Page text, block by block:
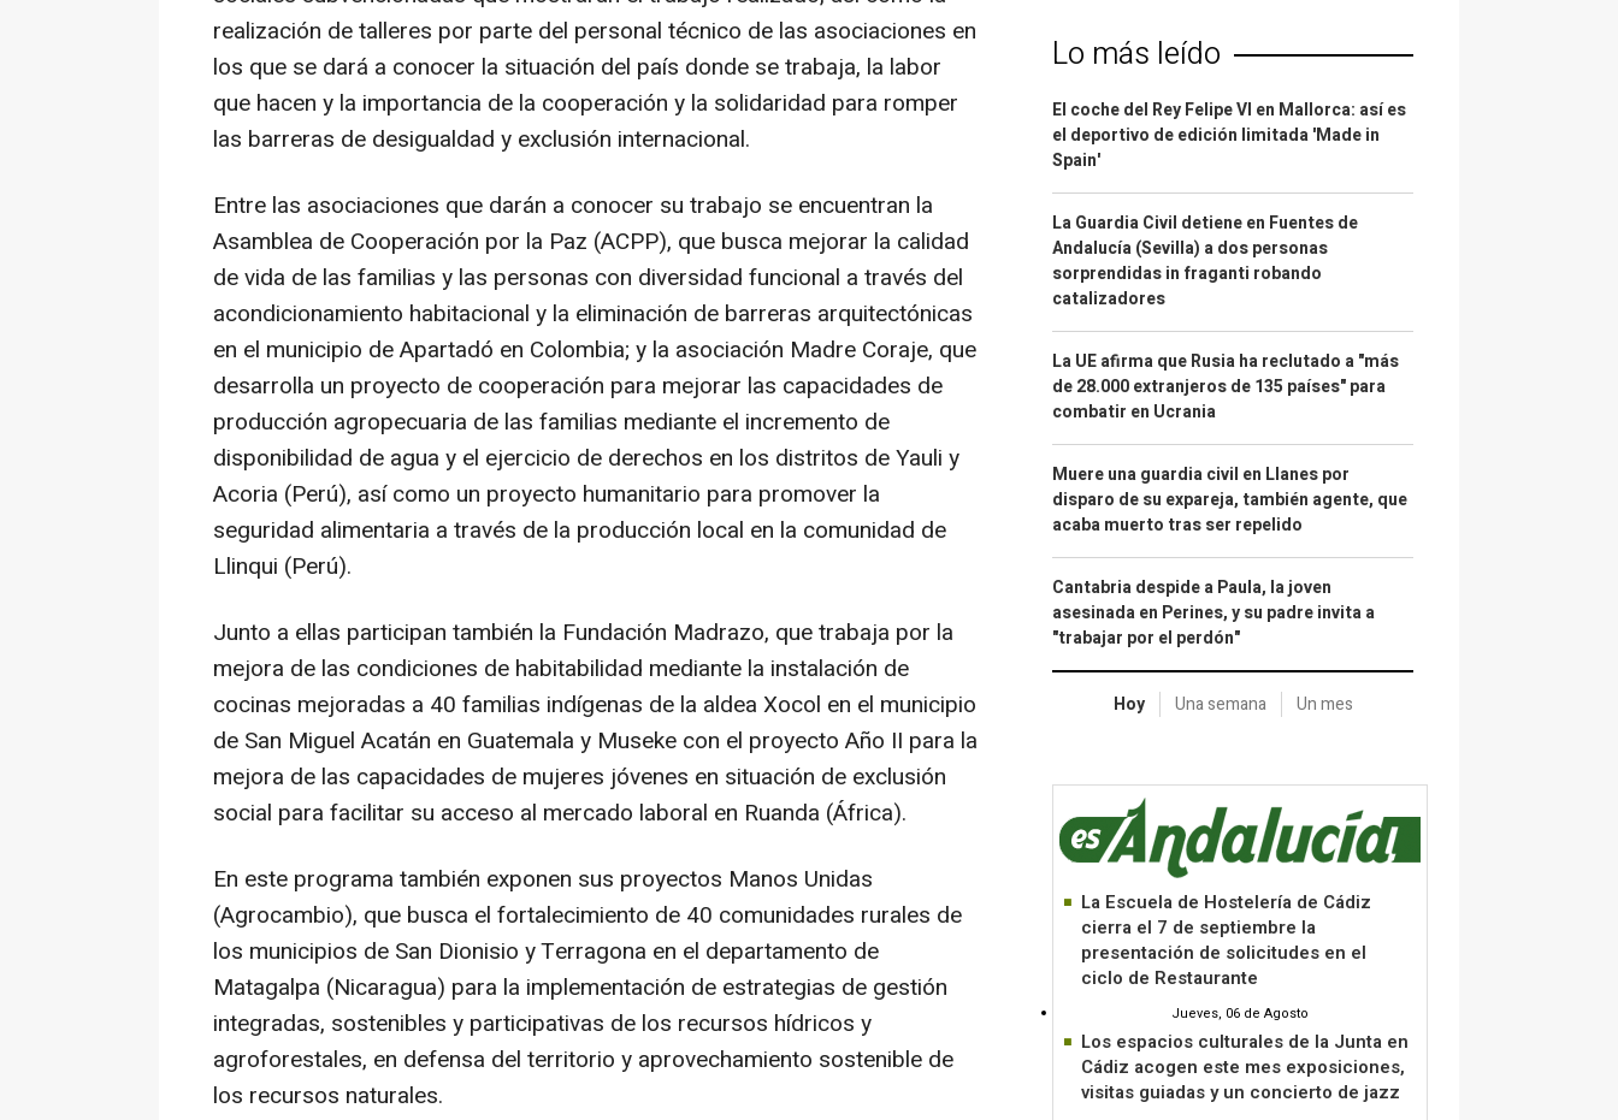
realización de talleres por parte del personal técnico de las asociaciones en
los que se dará a conocer la situación del país donde se trabaja, la labor
que hacen y la importancia de la cooperación y la solidaridad para romper
las barreras de desigualdad y exclusión internacional.
Entre las asociaciones que darán a conocer su trabajo se encuentran la
Asamblea de Cooperación por la Paz (ACPP), que busca mejorar la calidad
de vida de las familias y las personas con diversidad funcional a través del
acondicionamiento habitacional y la eliminación de barreras arquitectónicas
en el municipio de Apartadó en Colombia; y la asociación Madre Coraje, que
desarrolla un proyecto de cooperación para mejorar las capacidades de
producción agropecuaria de las familias mediante el incremento de
disponibilidad de agua y el ejercicio de derechos en los distritos de Yauli y
Acoria (Perú), así como un proyecto humanitario para promover la
seguridad alimentaria a través de la producción local en la comunidad de
Llinqui (Perú).
Junto a ellas participan también la Fundación Madrazo, que trabaja por la
mejora de las condiciones de habitabilidad mediante la instalación de
cocinas mejoradas a 40 familias indígenas de la aldea Xocol en el municipio
de San Miguel Acatán en Guatemala y Museke con el proyecto Año II para la
mejora de las capacidades de mujeres jóvenes en situación de exclusión
social para facilitar su acceso al mercado laboral en Ruanda (África).
En este programa también exponen sus proyectos Manos Unidas
(Agrocambio), que busca el fortalecimiento de 40 comunidades rurales de
los municipios de San Dionisio y Terragona en el departamento de
Matagalpa (Nicaragua) para la implementación de estrategias de gestión
integradas, sostenibles y participativas de los recursos hídricos y
agroforestales, en defensa del territorio y aprovechamiento sostenible de
los recursos naturales.
Lo más leído
El coche del Rey Felipe VI en Mallorca: así es
el deportivo de edición limitada 'Made in
Spain'
La Guardia Civil detiene en Fuentes de
Andalucía (Sevilla) a dos personas
sorprendidas in fraganti robando
catalizadores
La UE afirma que Rusia ha reclutado a "más
de 28.000 extranjeros de 135 países" para
combatir en Ucrania
Muere una guardia civil en Llanes por
disparo de su expareja, también agente, que
acaba muerto tras ser repelido
Cantabria despide a Paula, la joven
asesinada en Perines, y su padre invita a
"trabajar por el perdón"
Hoy Una semana Un mes
La Escuela de Hostelería de Cádiz
cierra el 7 de septiembre la
presentación de solicitudes en el
ciclo de Restaurante
Jueves, 06 de Agosto
Los espacios culturales de la Junta en
Cádiz acogen este mes exposiciones,
visitas guiadas y un concierto de jazz